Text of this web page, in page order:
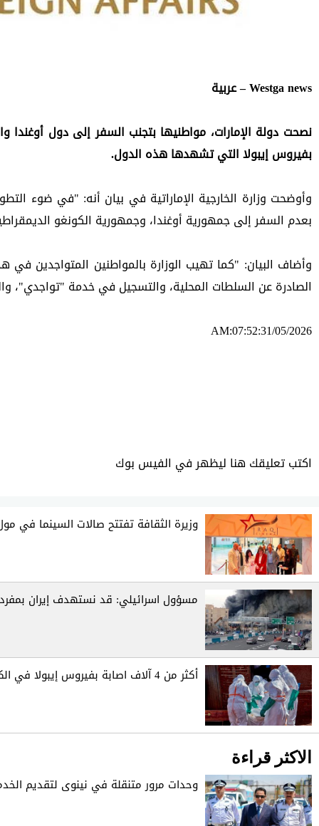
Westga news – عربية
بفيروس إيبولا التي تشهدها هذه الدول.
بعدم السفر إلى جمهورية أوغندا، وجمهورية الكونغو
الصادرة عن السلطات المحلية، والتسجيل في خدمة "تواجدي"،
AM:07:52:31/05/2026
اكتب تعليقك هنا ليظهر في الفيس بوك
وزيرة الثقافة تفتتح صالات السينما في
مسؤول اسرائيلي: قد نستهدف إيران
أكثر من 4 آلاف اصابة بفيروس إيبولا في الكونغو
الاكثر قراءة
وحدات مرور متنقلة في نينوى لتقديم